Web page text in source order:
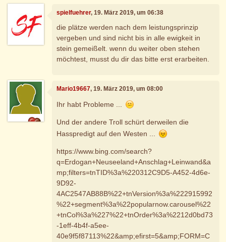
spielfuehrer, 19. März 2019, um 06:38
die plätze werden nach dem leistungsprinzip
vergeben und sind nicht bis in alle ewigkeit in
stein gemeißelt. wenn du weiter oben stehen
möchtest, musst du dir das bitte erst erarbeiten.
Mario19667, 19. März 2019, um 08:00
Ihr habt Probleme ...
Und der andere Troll schürt derweilen die
Hasspredigt auf den Westen ...
https://www.bing.com/search?
q=Erdogan+Neuseeland+Anschlag+Leinwand&a
mp;filters=tnTID%3a%220312C9D5-A452-4d6e-
9D92-
4AC2547AB88B%22+tnVersion%3a%222915992
%22+segment%3a%22popularnow.carousel%22
+tnCol%3a%227%22+tnOrder%3a%2212d0bd73
-1eff-4b4f-a5ee-
40e9f5f87113%22&amp;efirst=5&amp;FORM=C